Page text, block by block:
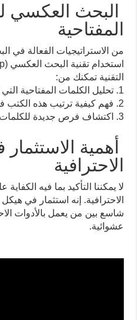
البحث العكسي
المفتاحية
من الاستراتيجيات الفعالة في
التقنية تمكنك من:
1. تحليل الكلمات المفتاحية التي تستخدمها الكتب المنافسة
2. فهم كيفية ترتيب هذه الكتب في نتائج البحث
3. اكتشاف فرص جديدة للكلمات المفتاحية
أهمية
الاحترافية
لا يمكننا التأكيد بما فيه
الاحترافية. إنه استثمار في
شاسع بين من يعمل بالأدوات
عشوائية.